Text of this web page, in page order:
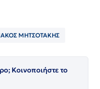
ΜΗΤΣΟΤΑΚΗΣ
Κοινοποιήστε το